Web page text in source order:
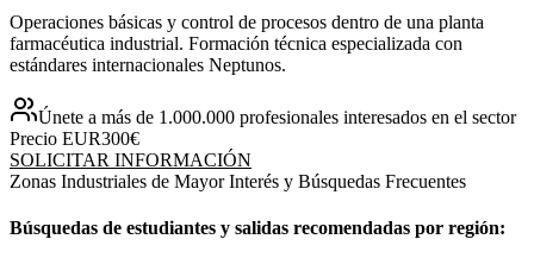
Operaciones básicas y control de procesos dentro de una planta
farmacéutica industrial. Formación técnica especializada con
estándares internacionales Neptunos.
Únete a más de 1.000.000 profesionales interesados en el sector
Precio EUR300€
SOLICITAR INFORMACIÓN
Zonas Industriales de Mayor Interés y Búsquedas Frecuentes
Búsquedas de estudiantes y salidas recomendadas por región: